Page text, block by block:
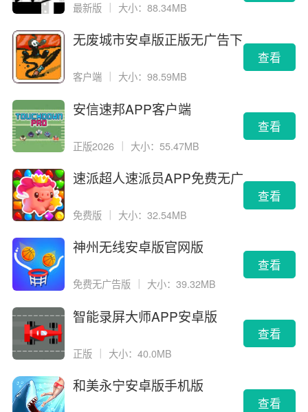
最新版 大小：88.34MB
无废城市安卓版正版无广告下
客户端 大小：98.59MB
查看
安信速邦APP客户端
正版2026 ｜ 大小：55.47MB
查看
速派超人速派员APP免费无广
免费版 大小：32.54MB
查看
神州无线安卓版官网版
免费无广告版 大小：39.32MB
查看
智能录屏大师APP安卓版
正版 ｜ 大小：40.0MB
查看
和美永宁安卓版手机版
查看